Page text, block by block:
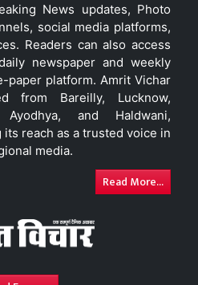
News updates, Photo
social media platforms,
Readers can also access
newspaper and weekly
paper platform. Amrit Vichar
from Bareilly, Lucknow,
Ayodhya, and Haldwani,
reach as a trusted voice in
media.
Read More...